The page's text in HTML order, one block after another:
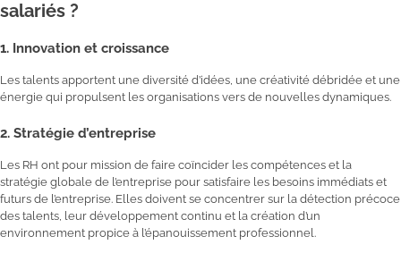
salariés ?
1. Innovation et croissance
Les talents apportent une diversité d’idées, une créativité débridée et une
énergie qui propulsent les organisations vers de nouvelles dynamiques.
2. Stratégie d’entreprise
Les RH ont pour mission de faire coïncider les compétences et la
stratégie globale de l’entreprise pour satisfaire les besoins immédiats et
futurs de l’entreprise. Elles doivent se concentrer sur la détection précoce
des talents, leur développement continu et la création d’un
environnement propice à l’épanouissement professionnel.